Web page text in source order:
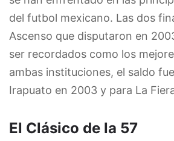
del futbol mexicano. Las dos
Ascenso que disputaron en
ser recordados como los
ambas instituciones, el saldo
Irapuato en 2003 y para La
El Clásico de la 57